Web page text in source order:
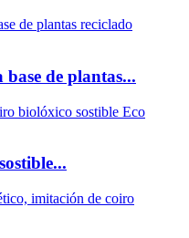
de plantas...